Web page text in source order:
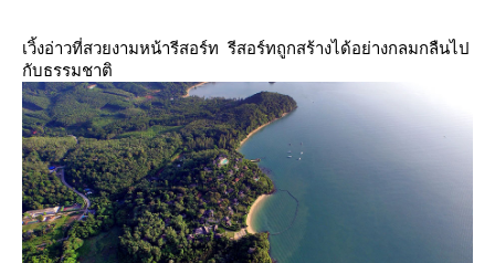
เวิ้งอ่าวที่สวยงามหน้ารีสอร์ท รีสอร์ทถูกสร้างได้อย่างกลมกลืนไป
กับธรรมชาติ